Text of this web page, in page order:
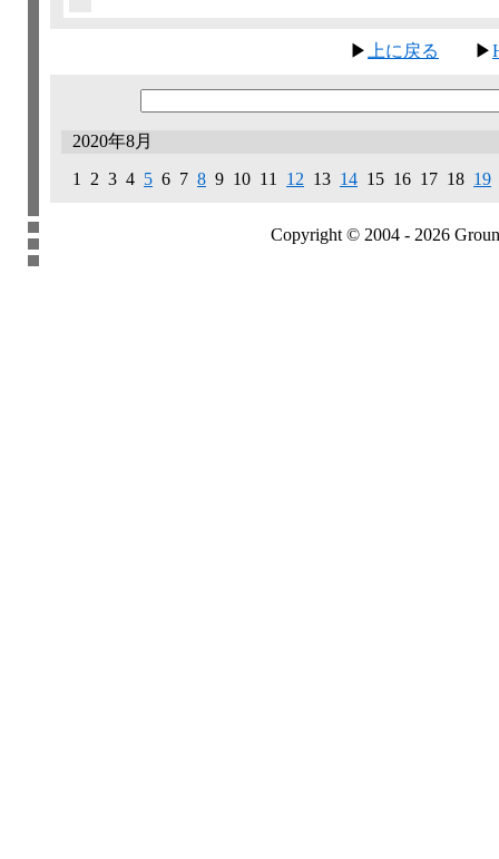
▶ 上に戻る ▶
2020年8月
1 2 3 4 5 6 7 8 9 10 11 12 13 14 15 16 17 18 19
Copyright © 2004 - 2026